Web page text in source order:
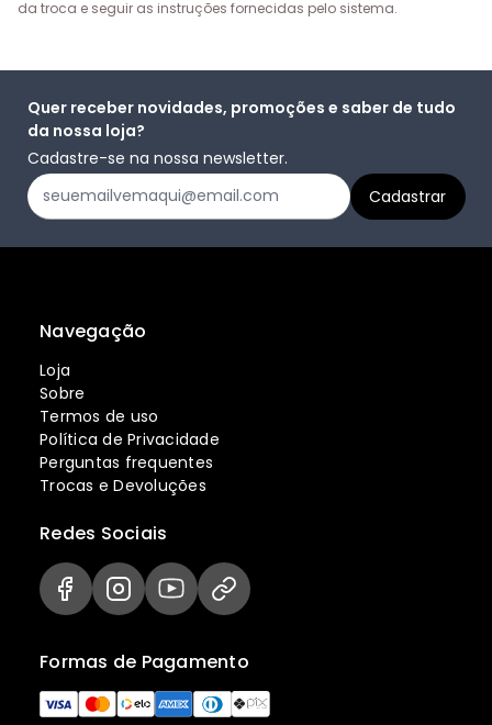
da troca e seguir as instruções fornecidas pelo sistema.
Quer receber novidades, promoções e saber de tudo
da nossa loja?
Cadastre-se na nossa newsletter.
Navegação
Loja
Sobre
Termos de uso
Política de Privacidade
Perguntas frequentes
Trocas e Devoluções
Formas de Pagamento
Redes Sociais